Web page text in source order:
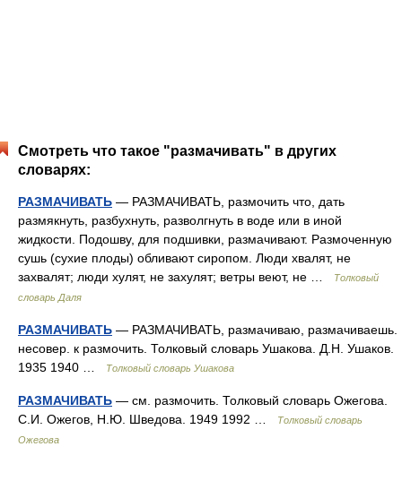
Смотреть что такое "размачивать" в других
словарях:
РАЗМАЧИВАТЬ — РАЗМАЧИВАТЬ, размочить что, дать
размякнуть, разбухнуть, разволгнуть в воде или в иной
жидкости. Подошву, для подшивки, размачивают. Размоченную
сушь (сухие плоды) обливают сиропом. Люди хвалят, не
захвалят; люди хулят, не захулят; ветры веют, не …
Толковый
словарь Даля
РАЗМАЧИВАТЬ — РАЗМАЧИВАТЬ, размачиваю, размачиваешь.
несовер. к размочить. Толковый словарь Ушакова. Д.Н. Ушаков.
1935 1940 …
Толковый словарь Ушакова
РАЗМАЧИВАТЬ — см. размочить. Толковый словарь Ожегова.
С.И. Ожегов, Н.Ю. Шведова. 1949 1992 …
Толковый словарь
Ожегова